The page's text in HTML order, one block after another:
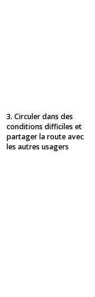
3. Cir­cu­ler dans des
condi­tions dif­fi­ciles et
par­ta­ger la route avec
les autres usa­gers